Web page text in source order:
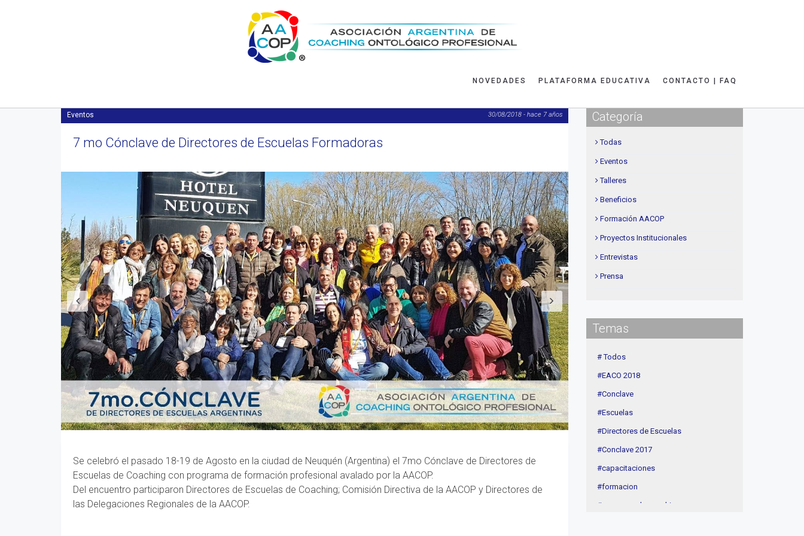
NOVEDADES PLATAFORMA EDUCATIVA CONTACTO | FAQ
Eventos 30/08/2018 - hace 7 años
7 mo Cónclave de Directores de Escuelas Formadoras
Siguiente
Se celebró el pasado 18-19 de Agosto en la ciudad de Neuquén (Argentina) el 7mo Cónclave de Directores de
Escuelas de Coaching con programa de formación profesional avalado por la AACOP.
Del encuentro participaron Directores de Escuelas de Coaching; Comisión Directiva de la AACOP y Directores de
las Delegaciones Regionales de la AACOP.
Categoría
Todas
Eventos
Talleres
Beneficios
Formación AACOP
Proyectos Institucionales
Entrevistas
Prensa
Contenidos de Interés
Cuota
Agenda
Linea Sociedad
Temas
# Todos
#EACO 2018
#Conclave
#Escuelas
#Directores de Escuelas
#Conclave 2017
#capacitaciones
#formacion
#procesos de coaching